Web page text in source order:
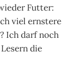
Futter:
viel ernstere
Ich darf noch
die